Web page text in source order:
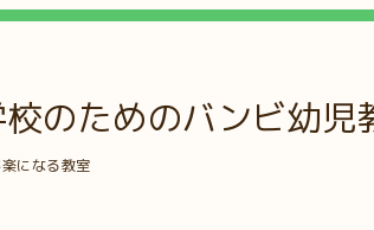
のためのバンビ幼児
になる教室